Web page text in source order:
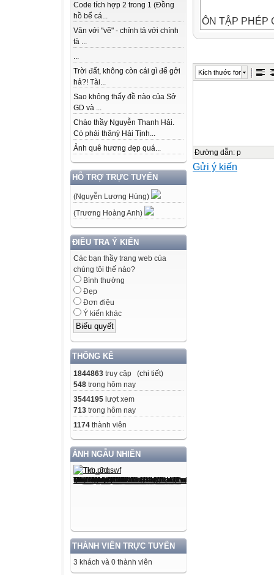
Code tích hợp 2 trong 1 (Đồng
hồ bể cá...
Văn với "vẽ" - chính tả với chính
tà ...
...
Trời đất, không còn cái gì để gởi
hả?! Tài...
Sao không thấy đề nào của Sở
GD và ...
Chào thầy Nguyễn Thanh Hải.
Có phải thânỳ Hải Tịnh...
Ảnh quê hương đẹp quá...
HỖ TRỢ TRỰC TUYẾN
(Nguyễn Lương Hùng)
(Trương Hoàng Anh)
ĐIỀU TRA Ý KIẾN
Các bạn thầy trang web của
chúng tôi thế nào?
Bình thường
Đẹp
Đơn điệu
Ý kiến khác
THỐNG KÊ
1844863 truy cập (chi tiết)
548 trong hôm nay
3544195 lượt xem
713 trong hôm nay
1174 thành viên
ẢNH NGẪU NHIÊN
THÀNH VIÊN TRỰC TUYẾN
3 khách và 0 thành viên
ÔN TẬP PHÉP
QUYÊN
-nhớ
duy
Kích thước font
Đường dẫn: p
Gửi ý kiến